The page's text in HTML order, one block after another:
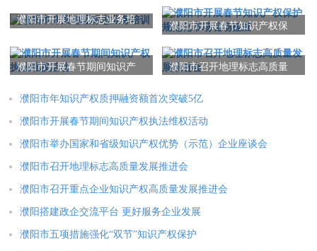
濮阳市开展地理标志业务培
濮阳市开展春节知识产权保
濮阳市开展春节期间知识产
濮阳市召开地理标志高质量
濮阳市年知识产权质押融资额首次突破5亿
濮阳市开展春节期间知识产权执法维权活动
濮阳市举办国家和省级知识产权优势（示范）企业座谈会
濮阳市召开地理标志高质量发展推进会
濮阳市召开重点企业知识产权高质量发展推进会
濮阳搭建政企交流平台 更好服务企业发展
濮阳市五项措施强化“双节”知识产权保护